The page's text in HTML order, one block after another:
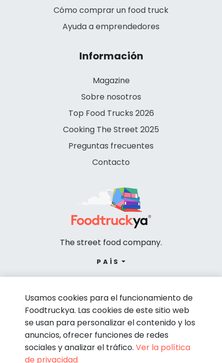
Cómo comprar un food truck
Ayuda a emprendedores
Información
Magazine
Sobre nosotros
Top Food Trucks 2026
Cooking The Street 2025
Preguntas frecuentes
Contacto
The street food company.
PAÍS
Usamos cookies para el funcionamiento de
Foodtruckya. Las cookies de este sitio web
se usan para personalizar el contenido y los
anuncios, ofrecer funciones de redes
sociales y analizar el tráfico. Ver la política
de privacidad